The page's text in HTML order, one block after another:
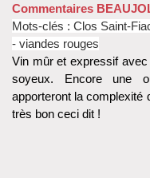
Commentaires
Mots-clés : Clos Saint-
- viandes rouges
Vin mûr et expressif
soyeux. Encore une
apporteront la complexité
très bon ceci dit !